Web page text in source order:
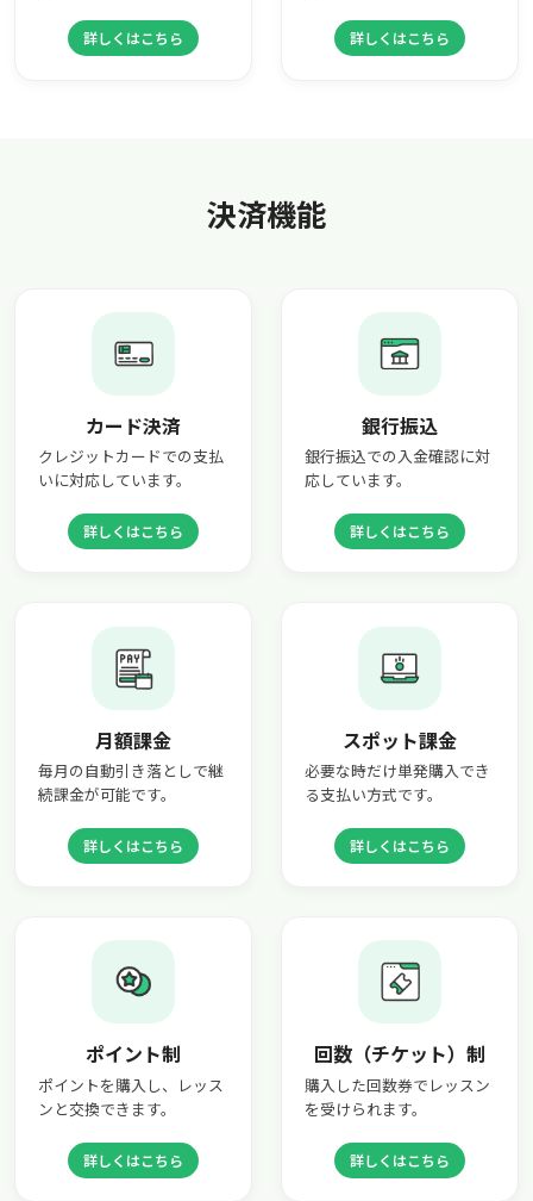
詳しくはこちら 詳しくはこちら
決済機能
カード決済
クレジットカードでの支払
いに対応しています。
詳しくはこちら
銀行振込
銀行振込での入金確認に対
応しています。
詳しくはこちら
月額課金
毎月の自動引き落としで継
続課金が可能です。
詳しくはこちら
スポット課金
必要な時だけ単発購入でき
る支払い方式です。
詳しくはこちら
ポイント制
ポイントを購入し、レッス
ンと交換できます。
詳しくはこちら
回数（チケット）制
購入した回数券でレッスン
を受けられます。
詳しくはこちら